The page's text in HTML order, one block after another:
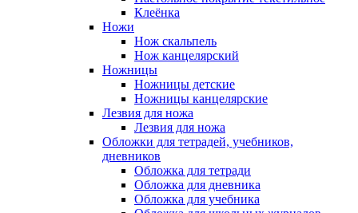
Клеёнка
Ножи
Нож скальпель
Нож канцелярский
Ножницы
Ножницы детские
Ножницы канцелярские
Лезвия для ножа
Лезвия для ножа
Обложки для тетрадей, учебников,
дневников
Обложка для тетради
Обложка для дневника
Обложка для учебника